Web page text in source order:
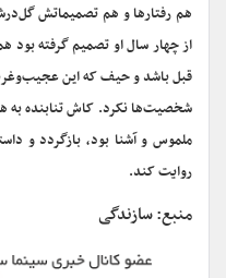
هم رفتارها و هم تصمیماتش
از چهار سال او تصمیم گرفته بود
قبل باشد و حیف که این
شخصیت‌ها نکرد. کاش تنابنده به
ملموس و آشنا بود، بازگردد و
روایت کند.
منبع: سازندگی